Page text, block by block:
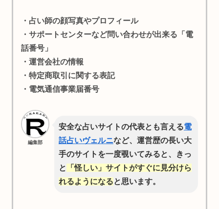
・占い師の顔写真やプロフィール
・サポートセンターなど問い合わせが出来る「電
話番号」
・運営会社の情報
・特定商取引に関する表記
・電気通信事業届番号
編集部
安全な占いサイトの代表とも言える電
話占いヴェルニなど、運営歴の長い大
手のサイトを一度覗いてみると、きっ
と
「怪しい」サイトがすぐに見分けら
れるようになると思います。